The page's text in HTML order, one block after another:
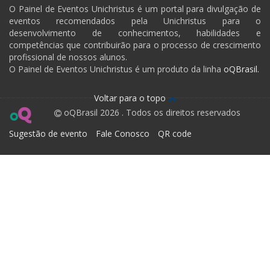
O Painel de Eventos Unichristus é um portal para divulgação de
eventos recomendados pela Unichristus para o
desenvolvimento de conhecimentos, habilidades e
competências que contribuirão para o processo de crescimento
profissional de nossos alunos.
O Painel de Eventos Unichristus é um produto da linha oQBrasil.
Voltar para o topo
oQBrasil 2026 . Todos os direitos reservados
Sugestão de evento
Fale Conosco QR code